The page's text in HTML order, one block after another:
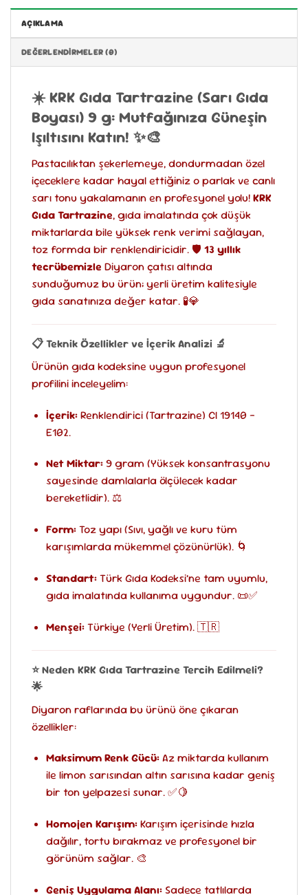
AÇIKLAMA
DEĞERLENDIRMELER (0)
☀️ KRK Gıda Tartrazine (Sarı Gıda
Boyası) 9 g: Mutfağınıza Güneşin
Işıltısını Katın! ✨🎨
Pastacılıktan şekerlemeye, dondurmadan özel
içeceklere kadar hayal ettiğiniz o parlak ve canlı
sarı tonu yakalamanın en profesyonel yolu!KRK
Gıda Tartrazine, gıda imalatında çok düşük
miktarlarda bile yüksek renk verimi sağlayan,
toz formda bir renklendiricidir. 🛡️ 13 yıllık
tecrübemizle Diyaron çatısı altında
sunduğumuz bu ürün; yerli üretim kalitesiyle
gıda sanatınıza değer katar. 🧪💎
📋 Teknik Özellikler ve İçerik Analizi 🔬
Ürünün gıda kodeksine uygun profesyonel
profilini inceleyelim:
İçerik:Renklendirici (Tartrazine) CI 19140 –
E102.
Net Miktar:9 gram (Yüksek konsantrasyonu
sayesinde damlalarla ölçülecek kadar
bereketlidir). ⚖️
Form:Toz yapı (Sıvı, yağlı ve kuru tüm
karışımlarda mükemmel çözünürlük). 🌀
Standart:Türk Gıda Kodeksi’ne tam uyumlu,
gıda imalatında kullanıma uygundur. 📜✅
Menşei:Türkiye (Yerli Üretim). 🇹🇷
⭐ Neden KRK Gıda Tartrazine Tercih Edilmeli?
🌟
Diyaron raflarında bu ürünü öne çıkaran
özellikler:
Maksimum Renk Gücü:Az miktarda kullanım
ile limon sarısından altın sarısına kadar geniş
bir ton yelpazesi sunar. ✅🍋
Homojen Karışım:Karışım içerisinde hızla
dağılır, tortu bırakmaz ve profesyonel bir
görünüm sağlar. 🎨
Geniş Uygulama Alanı:Sadece tatlılarda